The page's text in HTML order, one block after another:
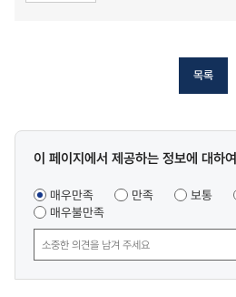
목록
콘텐츠
조사
이 페이지에서 제공하는 정보에 대하
매우만족 만족 보통
매우불만족